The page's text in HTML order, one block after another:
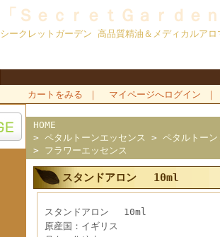
「ＳｅｃｒｅｔＧａｒｄｅ
シークレットガーデン 高品質精油＆メディカルアロ
カートをみる ｜ マイページへログイン ｜
HOME
> ペタルトーンエッセンス > ペタルトー
> フラワーエッセンス
スタンドアロン 10ml
スタンドアロン 10ml
原産国：イギリス